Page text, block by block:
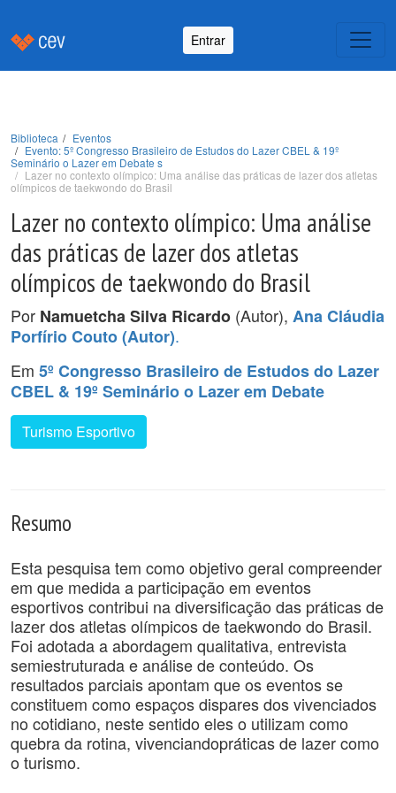
Entrar
Biblioteca
Eventos
Evento: 5º Congresso Brasileiro de Estudos do Lazer CBEL & 19º
Seminário o Lazer em Debate s
Lazer no contexto olímpico: Uma análise das práticas de lazer dos atletas
olímpicos de taekwondo do Brasil
Lazer no contexto olímpico: Uma análise
das práticas de lazer dos atletas
olímpicos de taekwondo do Brasil
Por Namuetcha Silva Ricardo (Autor), Ana Cláudia
Porfírio Couto (Autor).
Em 5º Congresso Brasileiro de Estudos do Lazer
CBEL & 19º Seminário o Lazer em Debate
Turismo Esportivo
Resumo
Esta pesquisa tem como objetivo geral compreender
em que medida a participação em eventos
esportivos contribui na diversificação das práticas de
lazer dos atletas olímpicos de taekwondo do Brasil.
Foi adotada a abordagem qualitativa, entrevista
semiestruturada e análise de conteúdo. Os
resultados parciais apontam que os eventos se
constituem como espaços dispares dos vivenciados
no cotidiano, neste sentido eles o utilizam como
quebra da rotina, vivenciandopráticas de lazer como
o turismo.